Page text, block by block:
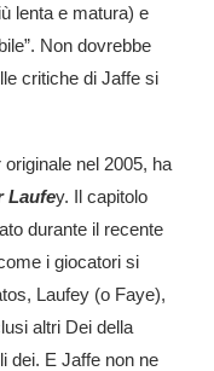
lenta e matura) e
Non dovrebbe
critiche di Jaffe si
nel 2005, ha
Laufey. Il capitolo
durante il recente
i giocatori si
Laufey (o Faye),
altri Dei della
dei. E Jaffe non ne